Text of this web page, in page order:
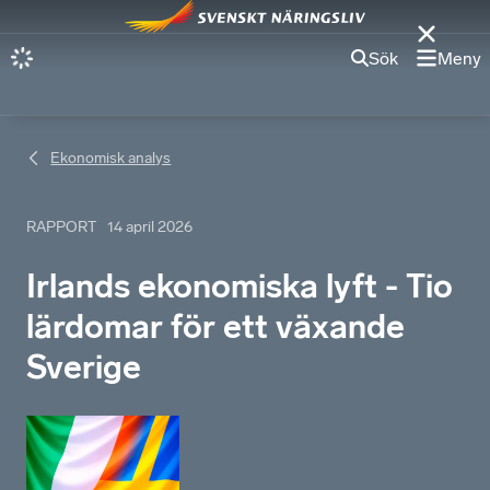
Sök Meny
Ekonomisk analys
RAPPORT 14 april 2026
Irlands ekonomiska lyft - Tio
lärdomar för ett växande
Sverige